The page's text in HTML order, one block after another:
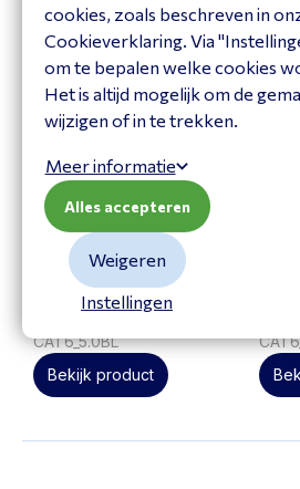
Cat. 6 network cable
5.0 mtr black
CAT6_5.0BL
Bekijk product
cookies, zoals beschreven in
Cookieverklaring. Via
om te bepalen welke cookies
Het is altijd mogelijk om de
wijzigen of in te trekken.
Meer informatie
Instellingen
Weigeren
Alles accepteren